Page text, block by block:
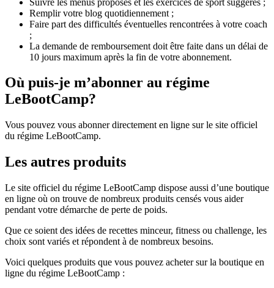
Remplir votre blog quotidiennement ;
Faire part des difficultés éventuelles rencontrées à votre coach
;
La demande de remboursement doit être faite dans un délai de
10 jours maximum après la fin de votre abonnement.
Où puis-je m’abonner au régime
LeBootCamp?
Vous pouvez vous abonner directement en ligne sur le site officiel
du régime LeBootCamp.
Les autres produits
Le site officiel du régime LeBootCamp dispose aussi d’une boutique
en ligne où on trouve de nombreux produits censés vous aider
pendant votre démarche de perte de poids.
Que ce soient des idées de recettes minceur, fitness ou challenge, les
choix sont variés et répondent à de nombreux besoins.
Voici quelques produits que vous pouvez acheter sur la boutique en
ligne du régime LeBootCamp :